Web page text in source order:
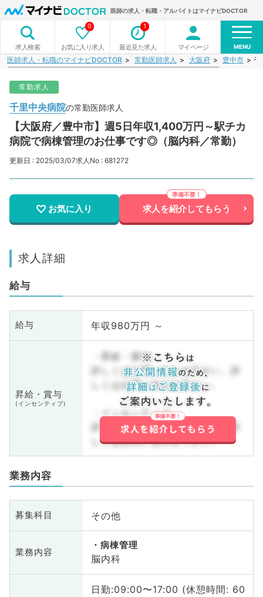
医師の求人・転職・アルバイトはマイナビDOCTOR
求人検索 お気に入り求人
0
最近見た求人
1
マイページ MENU
医師求人・転職のマイナビDOCTOR 常勤医師求人 大阪府 豊中市 千
常勤求人
千里中央病院の常勤医師求人
【大阪府／豊中市】週5日年収1,400万円～駅チカ
病院で病棟管理のお仕事です◎（脳内科／常勤）
更新日 : 2025/03/07求人No : 681272
お気に入り 求人を紹介してもらう
求人詳細
給与
給与 年収980万円 ～
昇給・賞与
(インセンティブ)
・昇給・賞与
詳しくはお問い合わせ下さい。詳
しくはお問い合わせ下さい。
・インセンティブ
詳しくはお問い合わせ下さい。詳
しくはお問い合わせ下さい。
業務内容
募集科目 その他
業務内容
病棟管理
脳内科
日勤:09:00〜17:00 (休憩時間: 60